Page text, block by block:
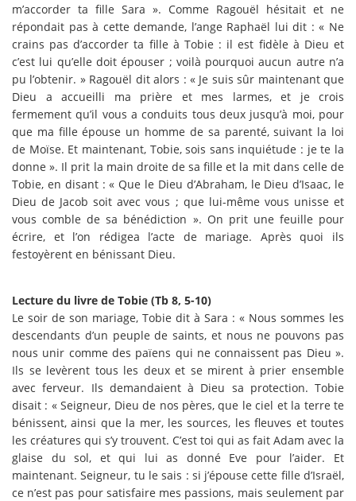
m’accorder ta fille Sara ». Comme Ragouël hésitait et ne
répondait pas à cette demande, l’ange Raphaël lui dit : « Ne
crains pas d’accorder ta fille à Tobie : il est fidèle à Dieu et
c’est lui qu’elle doit épouser ; voilà pourquoi aucun autre n’a
pu l’obtenir. » Ragouël dit alors : « Je suis sûr maintenant que
Dieu a accueilli ma prière et mes larmes, et je crois
fermement qu’il vous a conduits tous deux jusqu’à moi, pour
que ma fille épouse un homme de sa parenté, suivant la loi
de Moïse. Et maintenant, Tobie, sois sans inquiétude : je te la
donne ». Il prit la main droite de sa fille et la mit dans celle de
Tobie, en disant : « Que le Dieu d’Abraham, le Dieu d’Isaac, le
Dieu de Jacob soit avec vous ; que lui-même vous unisse et
vous comble de sa bénédiction ». On prit une feuille pour
écrire, et l’on rédigea l’acte de mariage. Après quoi ils
festoyèrent en bénissant Dieu.
Lecture du livre de Tobie (Tb 8, 5-10)
Le soir de son mariage, Tobie dit à Sara : « Nous sommes les
descendants d’un peuple de saints, et nous ne pouvons pas
nous unir comme des païens qui ne connaissent pas Dieu ».
Ils se levèrent tous les deux et se mirent à prier ensemble
avec ferveur. Ils demandaient à Dieu sa protection. Tobie
disait : « Seigneur, Dieu de nos pères, que le ciel et la terre te
bénissent, ainsi que la mer, les sources, les fleuves et toutes
les créatures qui s’y trouvent. C’est toi qui as fait Adam avec la
glaise du sol, et qui lui as donné Eve pour l’aider. Et
maintenant. Seigneur, tu le sais : si j’épouse cette fille d’Israël,
ce n’est pas pour satisfaire mes passions, mais seulement par